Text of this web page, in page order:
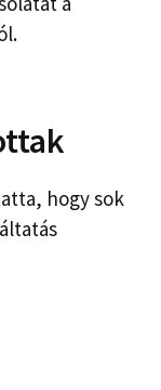
hogy sok